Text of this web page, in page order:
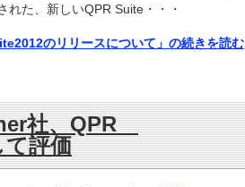
れた、新しいQPR Suite・・・
のリリースについて」の続きを読む
社、QPR
評価